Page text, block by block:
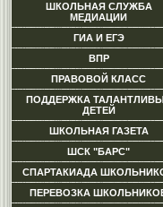
ШКОЛЬНАЯ СЛУЖБА
МЕДИАЦИИ
ГИА И ЕГЭ
ВПР
ПРАВОВОЙ КЛАСС
ПОДДЕРЖКА
ДЕТЕЙ
ШКОЛЬНАЯ ГАЗЕТА
ШСК "БАРС"
СПАРТАКИАДА
ПЕРЕВОЗКА